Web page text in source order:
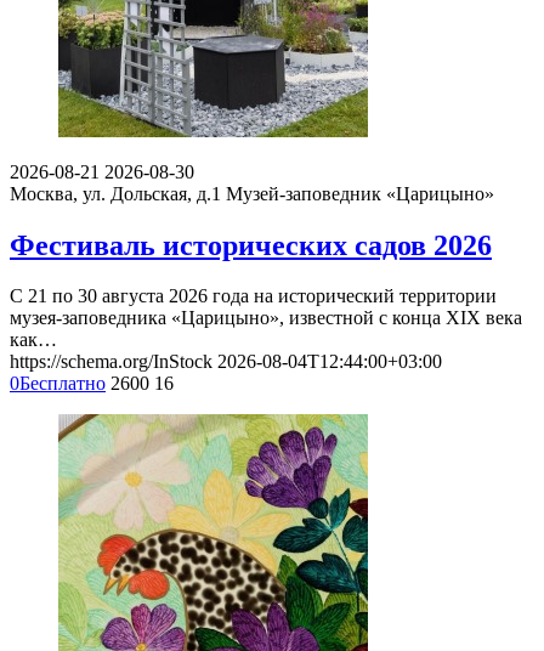
2026-08-21 2026-08-30
Москва, ул. Дольская, д.1 Музей-заповедник «Царицыно»
Фестиваль исторических садов 2026
С 21 по 30 августа 2026 года на исторический территории
музея-заповедника «Царицыно», известной с конца XIX века
как…
https://schema.org/InStock 2026-08-04T12:44:00+03:00
0Бесплатно 2600 16